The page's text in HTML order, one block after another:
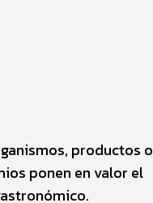
productos o
ponen en valor el